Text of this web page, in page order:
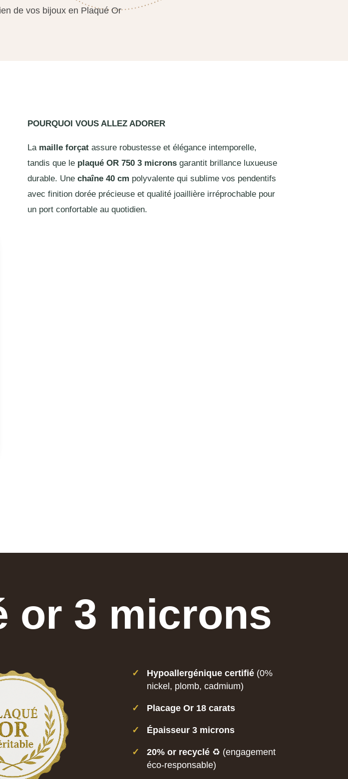
de vos bijoux en Plaqué Or
POURQUOI VOUS ALLEZ ADORER
La maille forçatassure robustesse et élégance intemporelle,
tandis que le plaqué OR 750 3 micronsgarantit brillance luxueuse
durable. Une chaîne 40 cm polyvalente qui sublime vos pendentifs
avec finition dorée précieuse et qualité joaillière irréprochable pour
un port confortable au quotidien.
or 3 microns
✓ Hypoallergénique certifié(0%
nickel, plomb, cadmium)
✓ Placage Or 18 carats
✓ Épaisseur 3 microns
✓ 20% or recyclé♻️ (engagement
éco-responsable)